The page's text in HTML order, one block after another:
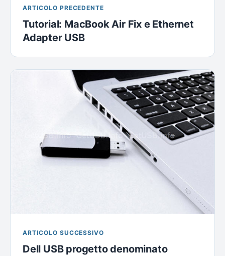
ARTICOLO PRECEDENTE
Tutorial: MacBook Air Fix e Ethernet
Adapter USB
ARTICOLO SUCCESSIVO
Dell USB progetto denominato